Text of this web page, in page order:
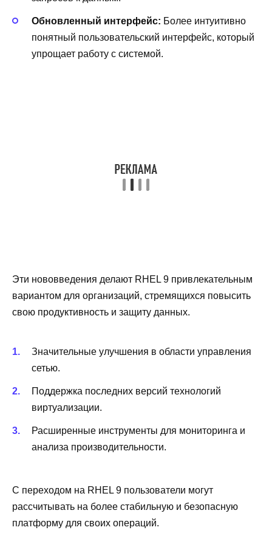
Обновленный интерфейс: Более интуитивно
понятный пользовательский интерфейс, который
упрощает работу с системой.
Эти нововведения делают RHEL 9 привлекательным
вариантом для организаций, стремящихся повысить
свою продуктивность и защиту данных.
Значительные улучшения в области управления
сетью.
Поддержка последних версий технологий
виртуализации.
Расширенные инструменты для мониторинга и
анализа производительности.
С переходом на RHEL 9 пользователи могут
рассчитывать на более стабильную и безопасную
платформу для своих операций.